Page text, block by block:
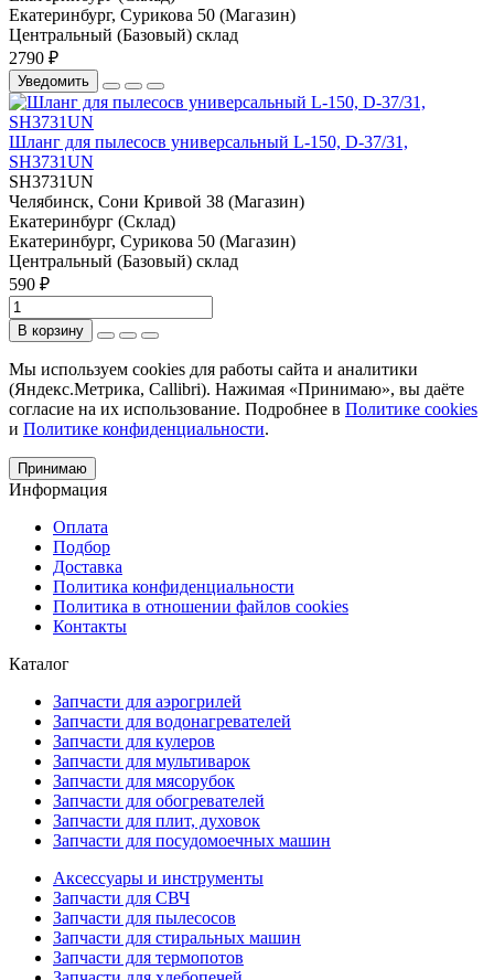
Екатеринбург, Сурикова 50 (Магазин)
Центральный (Базовый) склад
2790 ₽
Уведомить
Шланг для пылесосв универсальный L-150, D-37/31,
SH3731UN
SH3731UN
Челябинск, Сони Кривой 38 (Магазин)
Екатеринбург (Склад)
Екатеринбург, Сурикова 50 (Магазин)
Центральный (Базовый) склад
590 ₽
В корзину
Мы используем cookies для работы сайта и аналитики
(Яндекс.Метрика, Callibri). Нажимая «Принимаю», вы даёте
согласие на их использование. Подробнее в Политике cookies
и Политике конфиденциальности.
Принимаю
Информация
Оплата
Подбор
Доставка
Политика конфиденциальности
Политика в отношении файлов cookies
Контакты
Каталог
Запчасти для аэрогрилей
Запчасти для водонагревателей
Запчасти для кулеров
Запчасти для мультиварок
Запчасти для мясорубок
Запчасти для обогревателей
Запчасти для плит, духовок
Запчасти для посудомоечных машин
Аксессуары и инструменты
Запчасти для СВЧ
Запчасти для пылесосов
Запчасти для стиральных машин
Запчасти для термопотов